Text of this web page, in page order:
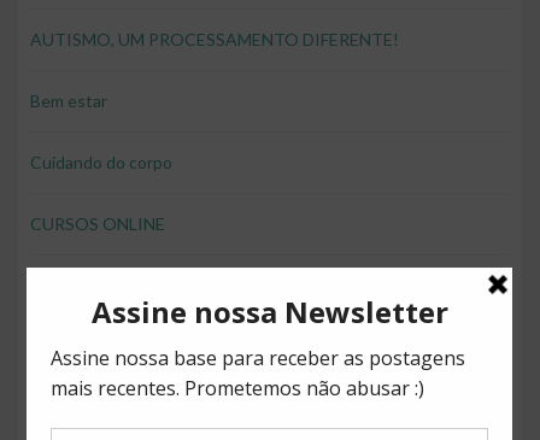
AUTISMO, UM PROCESSAMENTO DIFERENTE!
Bem estar
Cuidando do corpo
CURSOS ONLINE
Direitos